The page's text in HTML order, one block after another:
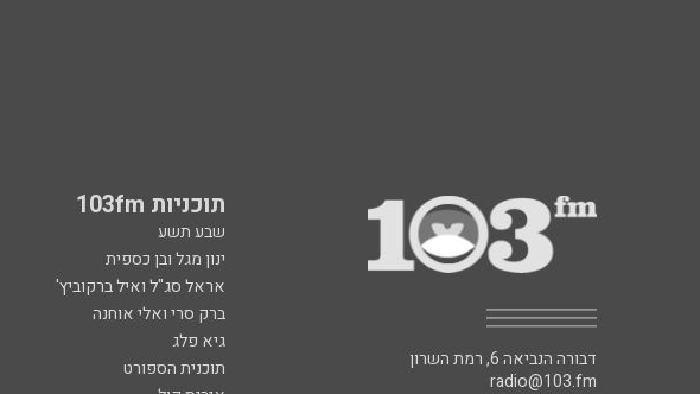
תוכניות 103fm
שבע תשע
ינון מגל ובן כספית
אראל סג"ל ואיל ברקוביץ'
ברק סרי ואלי אוחנה
גיא פלג
תוכנית הספורט
דבורה הנביאה 6, רמת השרון
radio@103.fm